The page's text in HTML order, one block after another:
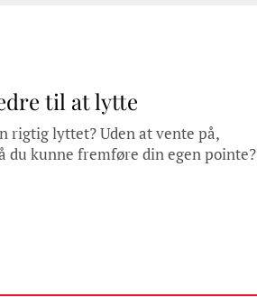
til at lytte
rigtig lyttet? Uden at vente på,
du kunne fremføre din egen pointe?